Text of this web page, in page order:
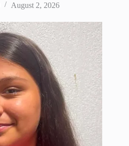
August 2, 2026